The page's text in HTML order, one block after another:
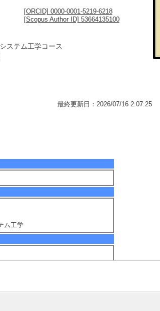
[ORCID] 0000-0001-5219-6218
[Scopus Author ID] 53664135100
ステム工学コース
最終更新日：2026/07/16 2:07:25
ム工学